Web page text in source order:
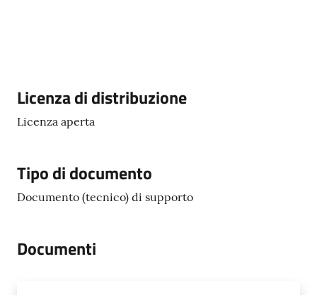
g
o
P
Tutti
gli
Descrizione
Licenza di distribuzione
Licenza aperta
Tipo di documento
Documento (tecnico) di supporto
Documenti